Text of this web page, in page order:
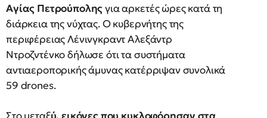
Αγίας Πετρούποληςγια αρκετές ώρες κατά τη
διάρκεια της νύχτας. Ο κυβερνήτης της
περιφέρειας Λένινγκραντ Αλεξάντρ
Ντροζντένκο δήλωσε ότι τα συστήματα
αντιαεροπορικής άμυνας κατέρριψαν συνολικά
59 drones.